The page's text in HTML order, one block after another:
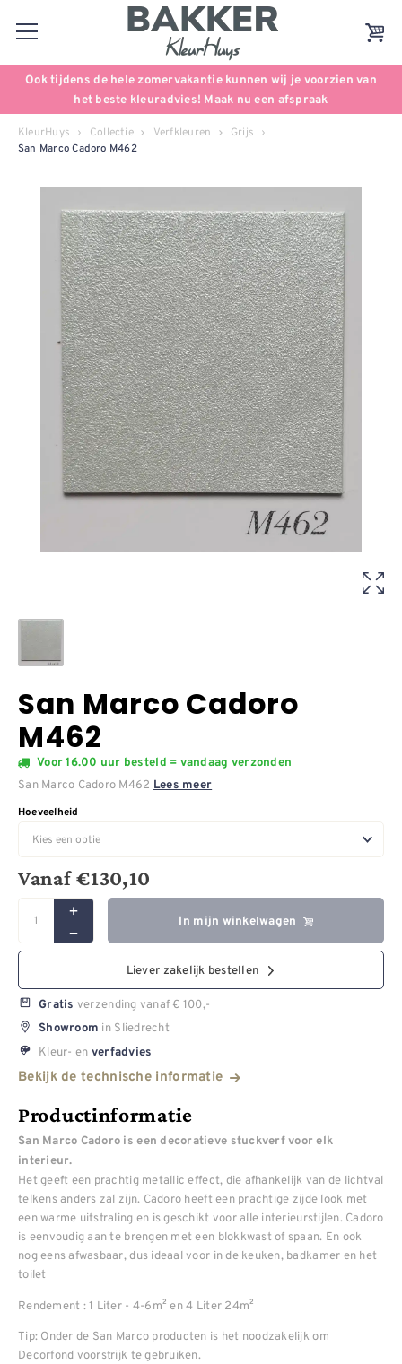
Ook tijdens de hele zomervakantie kunnen wij je voorzien van
het beste kleuradvies! Maak nu een afspraak
KleurHuys Collectie Verfkleuren Grijs
San Marco Cadoro M462
San Marco Cadoro
M462
Voor 16.00 uur besteld = vandaag verzonden
San Marco Cadoro M462 Lees meer
Hoeveelheid
Vanaf€130,10
In mijn winkelwagen
Liever zakelijk bestellen
Gratis verzending vanaf € 100,-
Showroom in Sliedrecht
Kleur- en verfadvies
Bekijk de technische informatie
Productinformatie
San Marco Cadoro is een decoratieve stuckverf voor elk
interieur.
Het geeft een prachtig metallic effect, die afhankelijk van de lichtval
telkens anders zal zijn. Cadoro heeft een prachtige zijde look met
een warme uitstraling en is geschikt voor alle interieurstijlen. Cadoro
is eenvoudig aan te brengen met een blokkwast of spaan. En ook
nog eens afwasbaar, dus ideaal voor in de keuken, badkamer en het
toilet
Rendement : 1 Liter - 4-6m² en 4 Liter 24m²
Tip: Onder de San Marco producten is het noodzakelijk om
Decorfond voorstrijk te gebruiken.